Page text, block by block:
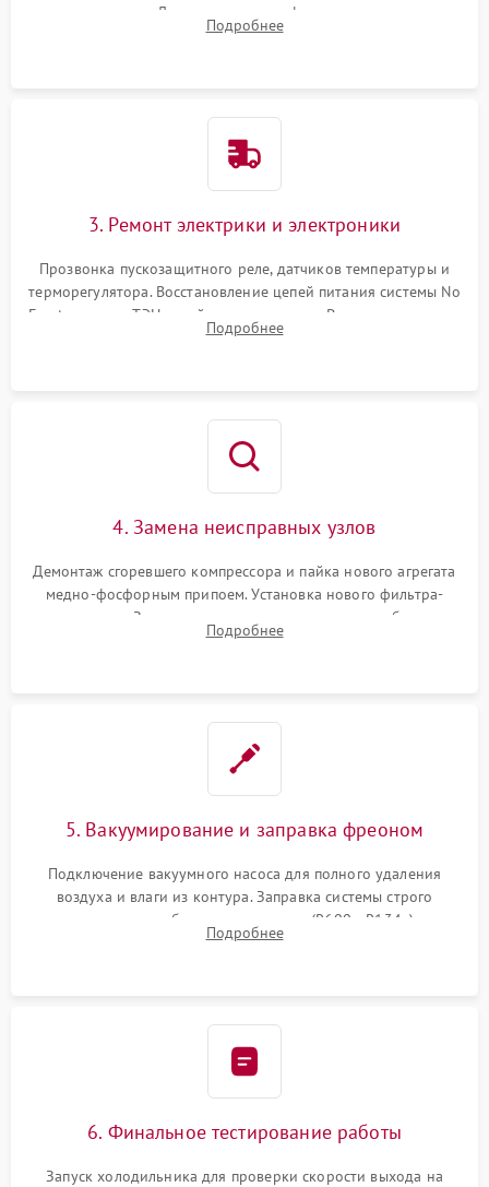
течеискателем. Демонтаж старого фильтра-осушителя и
продувка капиллярной трубки для устранения засоров.
Подробнее
3. Ремонт электрики и электроники
Прозвонка пускозащитного реле, датчиков температуры и
терморегулятора. Восстановление цепей питания системы No
Frost, включая ТЭН оттайки и вентилятор. Ремонт или замена
платы управления при сбоях алгоритмов.
Подробнее
4. Замена неисправных узлов
Демонтаж сгоревшего компрессора и пайка нового агрегата
медно-фосфорным припоем. Установка нового фильтра-
осушителя. Замена изношенных вентиляторов обдува,
сломанных заслонок или поврежденных дверных петель.
Подробнее
5. Вакуумирование и заправка фреоном
Подключение вакуумного насоса для полного удаления
воздуха и влаги из контура. Заправка системы строго
дозированным объемом хладагента (R600a, R134a) по
электронным весам. Контроль рабочего давления в системе.
Подробнее
6. Финальное тестирование работы
Запуск холодильника для проверки скорости выхода на